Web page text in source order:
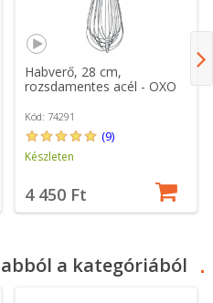
Habverő, 28 cm,
rozsdamentes acél - OXO
Kód: 74291
(9)
Készleten
4 450 Ft
a kategóriából